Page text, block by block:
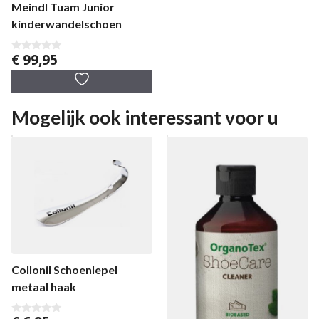
Meindl Tuam Junior
kinderwandelschoen
0
v
5
€ 99,95
Mogelijk ook interessant voor u
Collonil Schoenlepel
metaal haak